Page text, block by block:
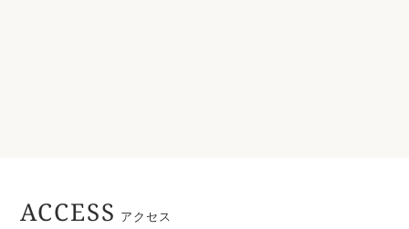
ACCESS アクセス